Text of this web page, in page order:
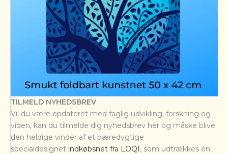
TILMELD NYHEDSBREV
Vil du være opdateret med faglig udvikling, forskning og
viden, kan du tilmelde dig nyhedsbrev her og måske blive
den heldige vinder af et bæredygtige
specialdesignet indkøbsnet fra LOQI, som udtrækkes en